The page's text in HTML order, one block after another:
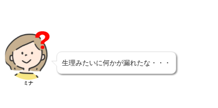
ミナ
生理みたいに何かが漏れたな・・・